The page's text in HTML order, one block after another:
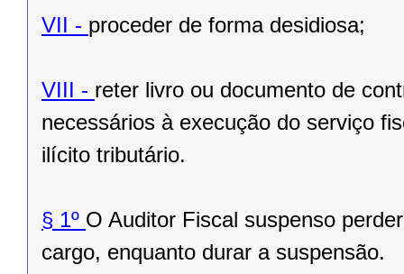
VII - proceder de forma desidiosa;
VIII - reter livro ou documento de
necessários à execução do serviço
ilícito tributário.
§ 1º O Auditor Fiscal suspenso
cargo, enquanto durar a suspensão.